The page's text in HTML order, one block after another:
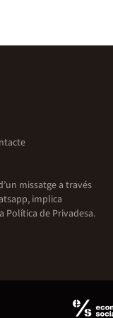
missatge a través
implica
Política de Privadesa.